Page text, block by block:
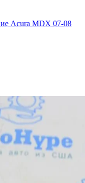
Acura MDX 07-08